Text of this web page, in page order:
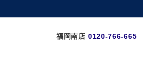
福岡南店 0120-766-665